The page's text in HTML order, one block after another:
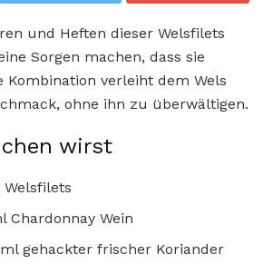
und Heften dieser Welsfilets
Sorgen machen, dass sie
Kombination verleiht dem Wels
ohne ihn zu überwältigen.
wirst
Chardonnay Wein
ml gehackter frischer Koriander